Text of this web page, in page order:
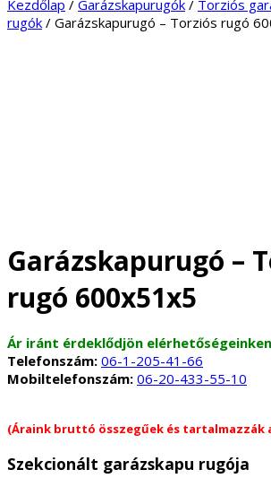
Kezdőlap / Garázskapurugók / Torziós
rugók / Garázskapurugó – Torziós rugó
Garázskapurugó –
rugó 600x51x5
Ár iránt érdeklődjön
Telefonszám: 06-1-205-41-66
Mobiltelefonszám: 06-20-433-55-10
(Áraink bruttó összegűek és tartalmazzák
Szekcionált garázskapu rugója